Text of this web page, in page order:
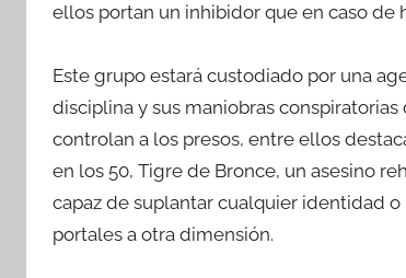
ellos portan un inhibidor que en caso de
Este grupo estará custodiado por una
disciplina y sus maniobras
controlan a los presos, entre ellos
en los 50, Tigre de Bronce, un asesino
capaz de suplantar cualquier identidad
portales a otra dimensión.